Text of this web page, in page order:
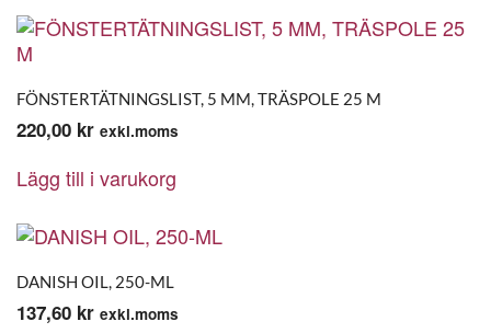
FÖNSTERTÄTNINGSLIST, 5 MM, TRÄSPOLE 25 M
220,00 kr exkl.moms
Lägg till i varukorg
DANISH OIL, 250-ML
137,60 kr exkl.moms